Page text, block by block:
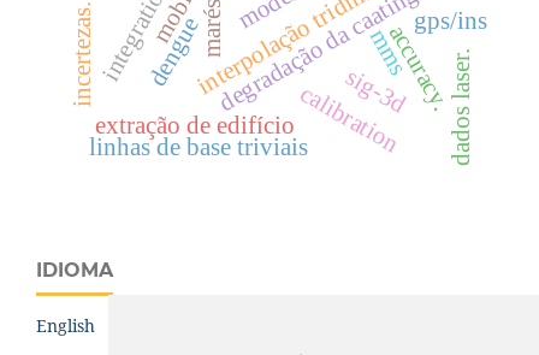
marés
sig-3d
degradação da caatinga
integration
extração de edifício
accuracy.
calibration
mms
gps/ins
dados laser.
dengue
incertezas.
linhas de base triviais
IDIOMA
English